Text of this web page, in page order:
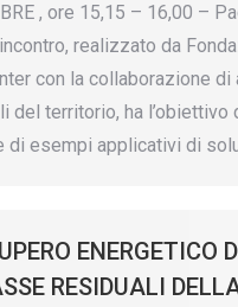
, ore 15,15 – 16,00 –
realizzato da
con la collaborazione di
del territorio, ha l’obiettivo
di esempi applicativi di
ENERGETICO
RESIDUALI